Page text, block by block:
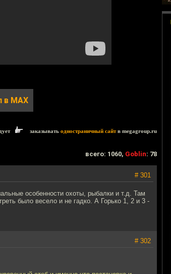
в MAX
заказывать одностраничный сайтв megagroup.ru
всего: 1060, Goblin: 78
# 301
особенности охоты, рыбалки и т.д. Там
было весело и не гадко. А Горько 1, 2 и 3 -
# 302